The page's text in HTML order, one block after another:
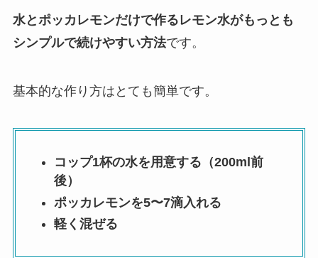
水とポッカレモンだけで作るレモン水がもっとも
シンプルで続けやすい方法です。
基本的な作り方はとても簡単です。
コップ1杯の水を用意する（200ml前
後）
ポッカレモンを5〜7滴入れる
軽く混ぜる